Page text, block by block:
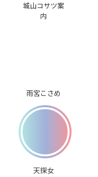
城山コサツ案
内
雨宮こさめ
天探女